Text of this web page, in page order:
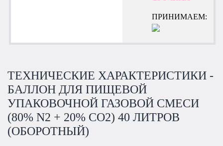
ПРИНИМАЕМ:
ТЕХНИЧЕСКИЕ ХАРАКТЕРИСТИКИ -
БАЛЛОН ДЛЯ ПИЩЕВОЙ
УПАКОВОЧНОЙ ГАЗОВОЙ СМЕСИ
(80% N2 + 20% CO2) 40 ЛИТРОВ
(ОБОРОТНЫЙ)